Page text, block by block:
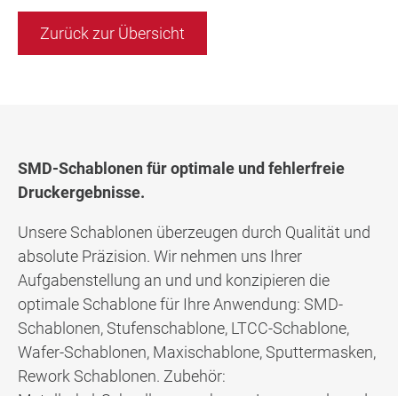
Zurück zur Übersicht
SMD-Schablonen für optimale und fehlerfreie
Druckergebnisse.
Unsere Schablonen überzeugen durch Qualität und
absolute Präzision. Wir nehmen uns Ihrer
Aufgabenstellung an und und konzipieren die
optimale Schablone für Ihre Anwendung: SMD-
Schablonen, Stufenschablone, LTCC-Schablone,
Wafer-Schablonen, Maxischablone, Sputtermasken,
Rework Schablonen. Zubehör: